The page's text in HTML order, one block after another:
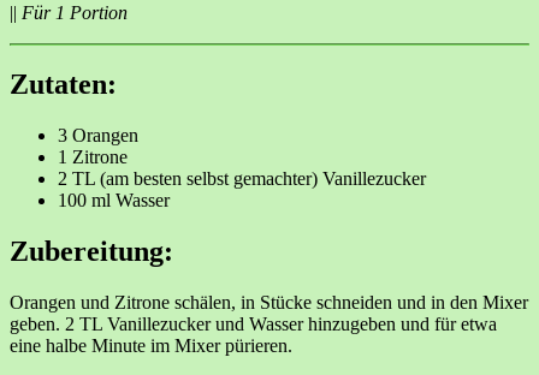
|| Für 1 Portion
Zutaten:
3 Orangen
1 Zitrone
2 TL (am besten selbst gemachter) Vanillezucker
100 ml Wasser
Zubereitung:
Orangen und Zitrone schälen, in Stücke schneiden und in den Mixer
geben. 2 TL Vanillezucker und Wasser hinzugeben und für etwa
eine halbe Minute im Mixer pürieren.